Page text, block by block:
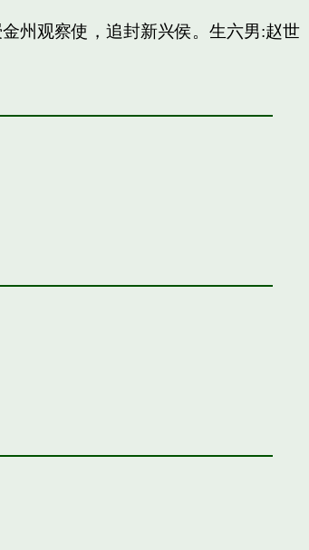
州观察使，追封新兴侯。生六男:赵世